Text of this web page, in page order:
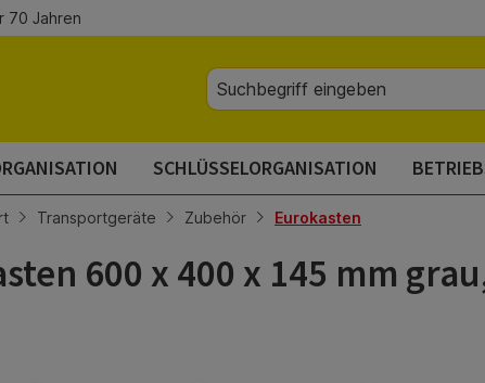
70 Jahren
SCHLÜSSELORGANISATION
Transportgeräte Zubehör Eurokasten
600 x 400 x 145 mm